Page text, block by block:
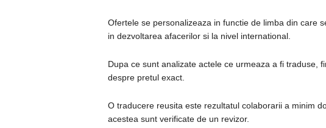
Ofertele se personalizeaza in functie de limba din care
in dezvoltarea afacerilor si la nivel international.
Dupa ce sunt analizate actele ce urmeaza a fi traduse,
despre pretul exact.
O traducere reusita este rezultatul colaborarii a minim
acestea sunt verificate de un revizor.